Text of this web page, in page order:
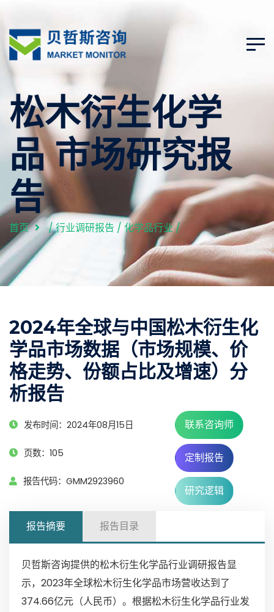
松木衍生化学
品 市场研究报
告
首页 /行业调研报告 / 化学品行业/
2024年全球与中国松木衍生化
学品市场数据（市场规模、价
格走势、份额占比及增速）分
析报告
发布时间：2024年08月15日
页数：105
报告代码：GMM2923960
联系咨询师
定制报告
研究逻辑
报告摘要 报告目录
贝哲斯咨询提供的松木衍生化学品行业调研报告显
示，2023年全球松木衍生化学品市场营收达到了
374.66亿元（人民币）。根据松木衍生化学品行业发